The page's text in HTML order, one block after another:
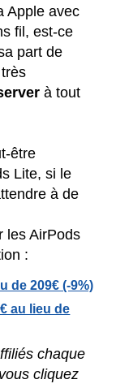
Apple avec
fil, est-ce
part de
à tout
être
Lite, si le
à de
les AirPods
:
de 209€ (-9%)
au lieu de
chaque
cliquez